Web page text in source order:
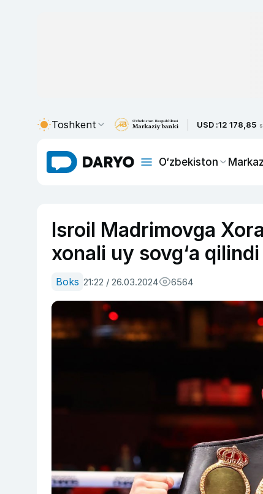
Toshkent USD :12 178,85
O‘zbekiston
Isroil Madrimovga
xonali uy sovg‘a
Boks 21:22 / 26.03.2024 6564